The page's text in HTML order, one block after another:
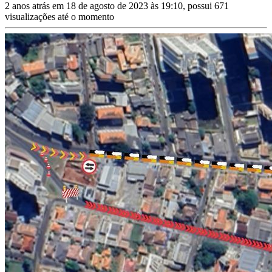
2 anos atrás em 18 de agosto de 2023 às 19:10, possui 671
visualizações até o momento